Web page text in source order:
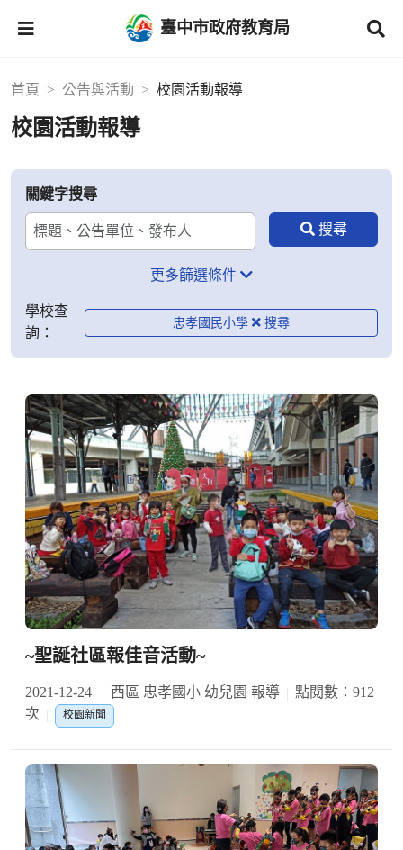
臺中市政府教育局
首頁 公告與活動 校園活動報導
校園活動報導
關鍵字搜尋
更多篩選條件
學校查
詢：
忠孝國民小學
~聖誕社區報佳音活動~
2021-12-24 西區 忠孝國小 幼兒園 報導
點閱數：912
次
校園新聞